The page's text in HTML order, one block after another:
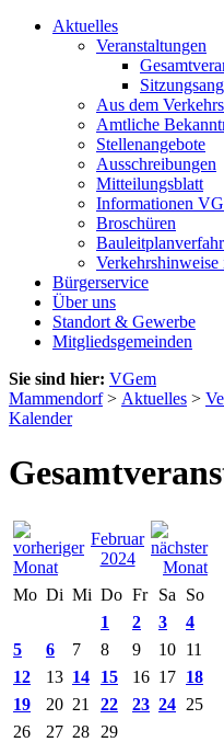
Aktuelles
Veranstaltungen
Aus dem
Amtliche
Stellenangebote
Ausschreibungen
Mitteilungsblatt
Informationen VG
Broschüren
Bürgerservice
Über uns
Standort & Gewerbe
Mitgliedsgemeinden
Sie sind hier: VGem
Mammendorf> Aktuelles >
Kalender
Februar
2024
Mo Di Mi Do Fr Sa
So
1
2 3
4
5
6 7 8 9 10 11
12
13 14 15 16 17 18
19
20 21 22 23 24 25
26
27 28
29